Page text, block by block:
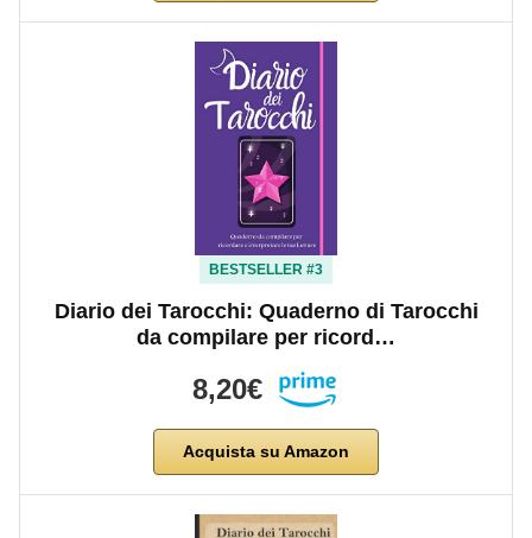
BESTSELLER #3
Diario dei Tarocchi: Quaderno di Tarocchi
da compilare per ricord…
8,20€
Acquista su Amazon